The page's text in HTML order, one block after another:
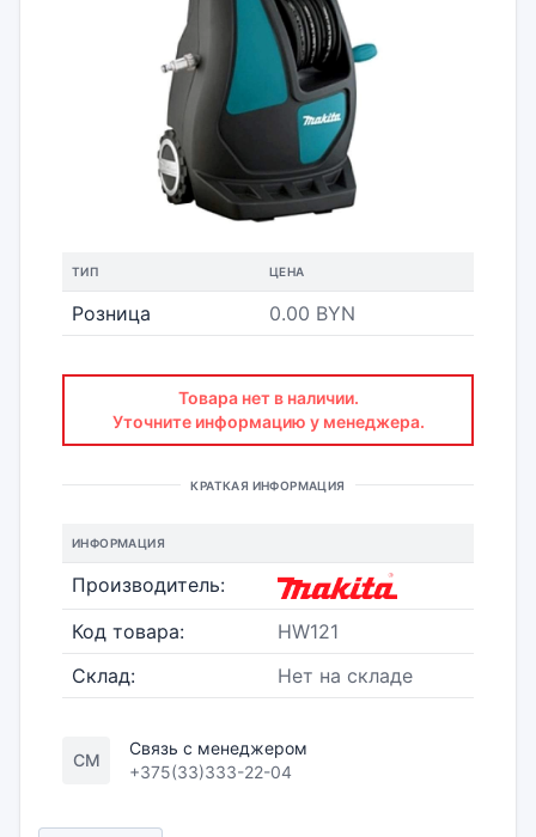
ТИП ЦЕНА
Розница 0.00 BYN
Товара нет в наличии.
Уточните информацию у менеджера.
КРАТКАЯ ИНФОРМАЦИЯ
ИНФОРМАЦИЯ
Производитель:
Код товара:
HW121
Склад:
Нет на складе
СМ
Связь с менеджером
+375(33)333-22-04